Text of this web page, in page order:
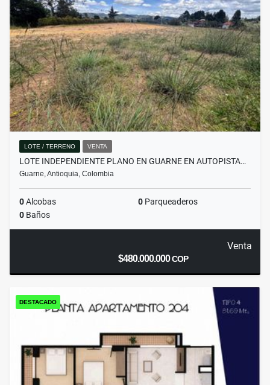
LOTE / TERRENO VENTA
LOTE INDEPENDIENTE PLANO EN GUARNE EN AUTOPISTA…
Guarne, Antioquia, Colombia
0Alcobas 0 Parqueaderos
0 Baños
Venta
$480.000.000COP
DESTACADO